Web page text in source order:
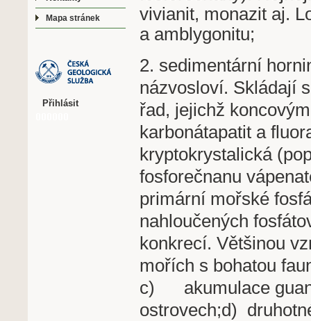
Mapa stránek
Přihlásit
vivianit, monazit aj.
a amblygonitu;
2. sedimentární
názvosloví. Skládají
řad, jejichž
karbonátapatit a
kryptokrystalická
fosforečnanu
primární mořské
nahloučených
konkrecí. Většinou
mořích s bohatou
c) akumulace
ostrovech;d)